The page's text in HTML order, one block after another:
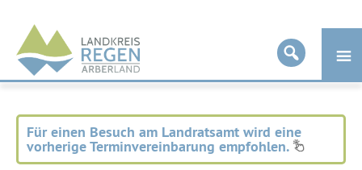
Landkreis
Regen
Für einen Besuch am Landratsamt wird eine
vorherige Terminvereinbarung empfohlen.